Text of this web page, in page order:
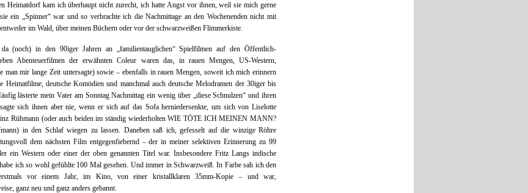
Heimatdorf kam ich überhaupt nicht zurecht, ich hatte Angst vor ihnen, weil sie mich gerne
ein „Spinner“ war und so verbrachte ich die Nachmittage an den Wochenenden nicht mit
im Wald, über meinen Büchern oder vor der schwarzweißen Flimmerkiste.
(noch) in den 90iger Jahren an „familientauglichen“ Spielfilmen auf den Öffentlich-
Abenteuerfilmen der erwähnten Coleur waren das, in rauen Mengen, US-Western,
man mir lange Zeit untersagte) sowie – ebenfalls in rauen Mengen, soweit ich mich erinnern
Heimatfilme, deutsche Komödien und manchmal auch deutsche Melodramen der 30iger bis
lästerte mein Vater am Sonntag Nachmittag ein wenig über „diese Schnulzen“ und ihren
sich ihnen aber nie, wenn er sich auf das Sofa herniedersenkte, um sich von Liselotte
Rühmann (oder auch beiden im ständig wiederholten WIE TÖTE ICH MEINEN MANN?
in den Schlaf wiegen zu lassen. Daneben saß ich, gefesselt auf die winzige Röhre
dem nächsten Film entgegenfiebernd – der in meiner selektiven Erinnerung zu 99
ein Western oder einer der oben genannten Titel war. Insbesondere Fritz Langs indische
ich so wohl gefühlte 100 Mal gesehen. Und immer in Schwarzweiß. In Farbe sah ich den
vor einem Jahr, im Kino, von einer kristallklaren 35mm-Kopie – und war,
ganz neu und ganz anders gebannt.